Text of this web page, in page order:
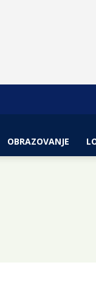
OBRAZOVANJE